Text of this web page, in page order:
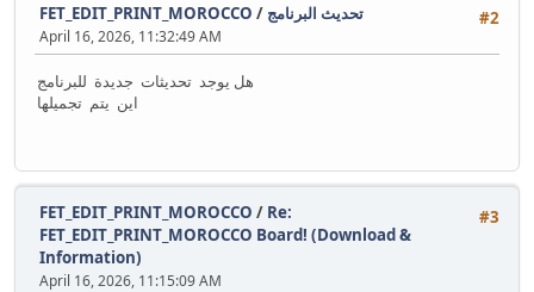
#2
FET_EDIT_PRINT_MOROCCO / تحديث البرنامج
April 16, 2026, 11:32:49 AM
هل يوجد تحديثات جديدة للبرنامج
اين يتم تجميلها
#3
FET_EDIT_PRINT_MOROCCO / Re:
FET_EDIT_PRINT_MOROCCO Board! (Download &
Information)
April 16, 2026, 11:15:09 AM